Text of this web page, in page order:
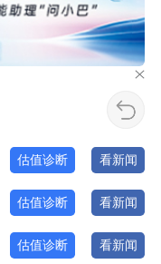
估值诊断 看新闻
估值诊断 看新闻
估值诊断 看新闻